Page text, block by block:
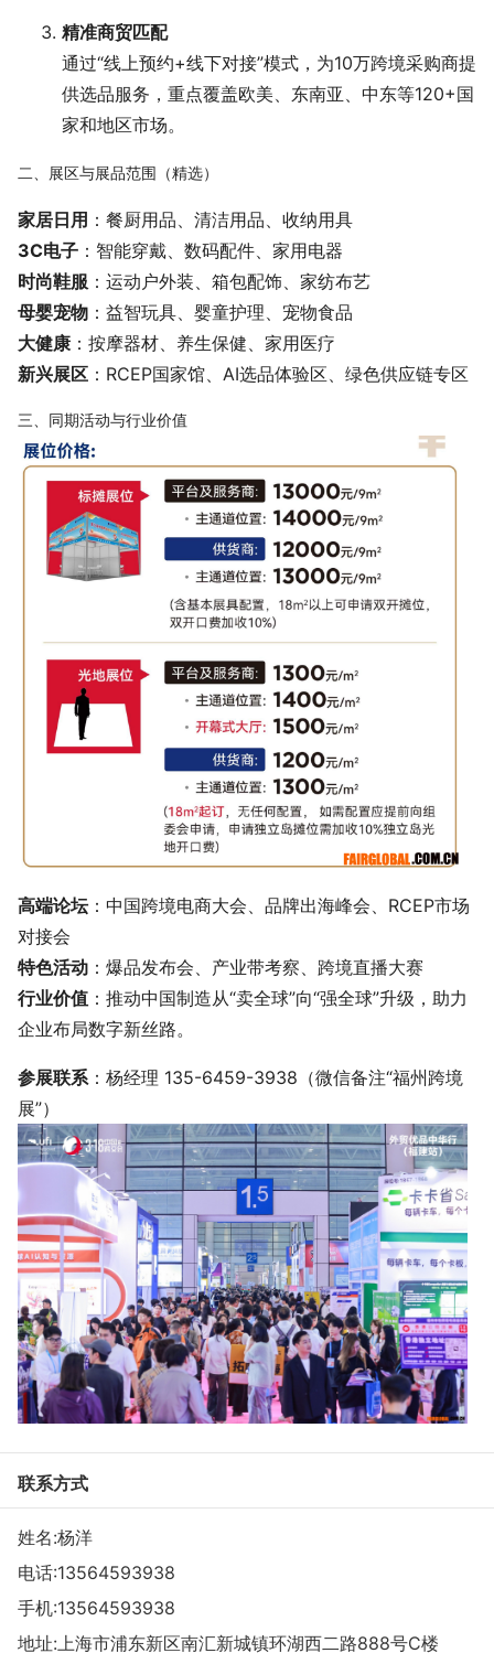
精准商贸匹配
通过“线上预约+线下对接”模式，为10万跨境采购商提
供选品服务，重点覆盖欧美、东南亚、中东等120+国
家和地区市场。
二、展区与展品范围（精选）
家居日用 ：餐厨用品、清洁用品、收纳用具
3C电子 ：智能穿戴、数码配件、家用电器
时尚鞋服 ：运动户外装、箱包配饰、家纺布艺
母婴宠物 ：益智玩具、婴童护理、宠物食品
大健康 ：按摩器材、养生保健、家用医疗
新兴展区 ：RCEP国家馆、AI选品体验区、绿色供应链专区
三、同期活动与行业价值
高端论坛：中国跨境电商大会、品牌出海峰会、RCEP市场
对接会
特色活动 ：爆品发布会、产业带考察、跨境直播大赛
行业价值 ：推动中国制造从“卖全球”向“强全球”升级，助力
企业布局数字新丝路。
参展联系：杨经理 135-6459-3938（微信备注“福州跨境
展”）
联系方式
姓名:杨洋
电话:13564593938
手机:13564593938
地址:上海市浦东新区南汇新城镇环湖西二路888号C楼